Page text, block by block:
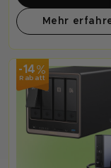
Mehr
-14%
Rabatt